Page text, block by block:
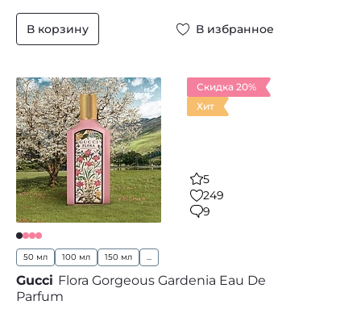
В корзину В избранное
Скидка 20%
Хит
5
249
9
50 мл 100 мл 150 мл ...
Gucci Flora Gorgeous Gardenia Eau De
Parfum